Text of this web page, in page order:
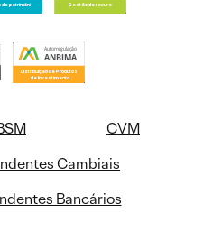
CVM
Cambiais
Bancários